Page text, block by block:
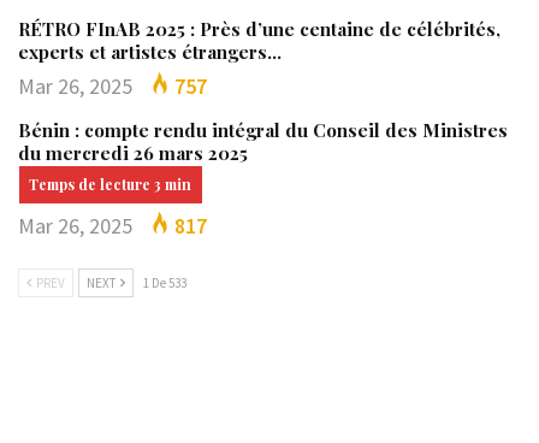
RÉTRO FInAB 2025 : Près d’une centaine de célébrités,
experts et artistes étrangers…
Mar 26, 2025 757
Bénin : compte rendu intégral du Conseil des Ministres
du mercredi 26 mars 2025
Mar 26, 2025 817
PREV NEXT 1 De 533